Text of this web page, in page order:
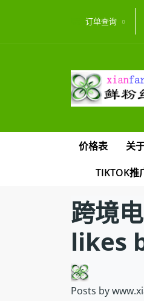
订单查询
价格表 关
TIKTOK推
跨境
likes
Posts by